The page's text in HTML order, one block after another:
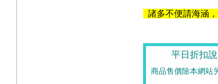
諸多不便請海涵
平日折扣
商品售價除本網站